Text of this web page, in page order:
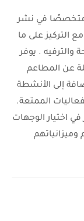
متخصصًا في نشر
التركيز على ما
والترفيه . يوفر
عن المطاعم
إلى الأنشطة
الممتعة.
اختيار الوجهات
وميزانياتهم